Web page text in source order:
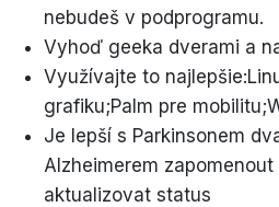
nebudeš v podprogramu.
Vyhoď geeka dverami a
Využívajte to
grafiku;Palm pre
Je lepší s Parkinsonem
Alzheimerem zapomenout
aktualizovat status